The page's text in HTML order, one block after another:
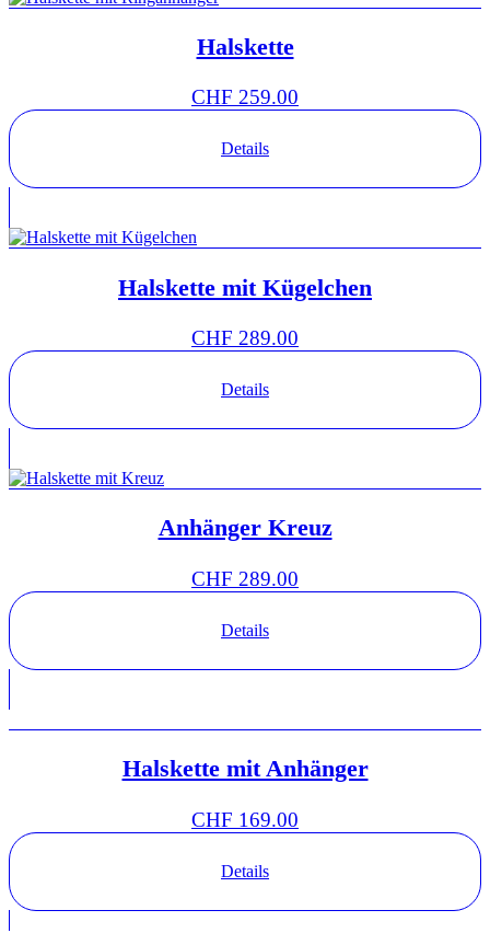
Halskette
CHF 259.00
Details
Halskette mit Kügelchen
CHF 289.00
Details
Anhänger Kreuz
CHF 289.00
Details
Halskette mit Anhänger
CHF 169.00
Details